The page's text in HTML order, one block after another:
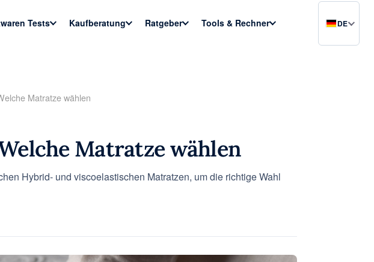
Tests Kaufberatung Ratgeber Tools & Rechner DE
Matratze wählen
Matratze wählen
Hybrid- und viscoelastischen Matratzen, um die richtige Wahl